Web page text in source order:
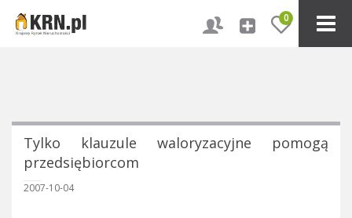
0
Tylko klauzule waloryzacyjne pomogą
przedsiębiorcom
2007-10-04